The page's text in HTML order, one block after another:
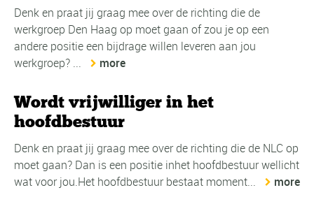
Denk en praat jij graag mee over de richting die de
werkgroep Den Haag op moet gaan of zou je op een
andere positie een bijdrage willen leveren aan jou
werkgroep? ...
more
Wordt vrijwilliger in het
hoofdbestuur
Denk en praat jij graag mee over de richting die de NLC op
moet gaan? Dan is een positie inhet hoofdbestuur wellicht
wat voor jou.Het hoofdbestuur bestaat moment...
more